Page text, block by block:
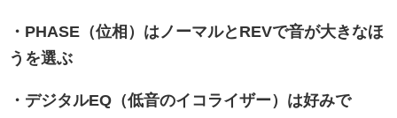
・PHASE（位相）はノーマルとREVで音が大きなほ
うを選ぶ
・デジタルEQ（低音のイコライザー）は好みで